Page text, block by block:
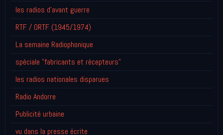
les radios d'avant guerre
RTF / ORTF (1945/1974)
La semaine Radiophonique
spéciale "fabricants et récepteurs"
les radios nationales disparues
Radio Andorre
Publicité urbaine
vu dans la presse écrite